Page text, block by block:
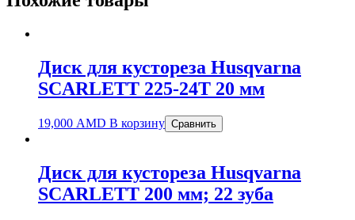
Диск для кустореза Husqvarna
SCARLETT 225-24Т 20 мм
19,000 AMD В корзину Сравнить
Диск для кустореза Husqvarna
SCARLETT 200 мм; 22 зуба